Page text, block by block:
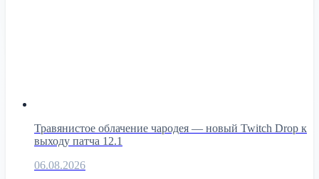
Травянистое облачение чародея — новый Twitch Drop к
выходу патча 12.1
06.08.2026